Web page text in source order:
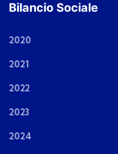
Bilancio Sociale
2020
2021
2022
2023
2024